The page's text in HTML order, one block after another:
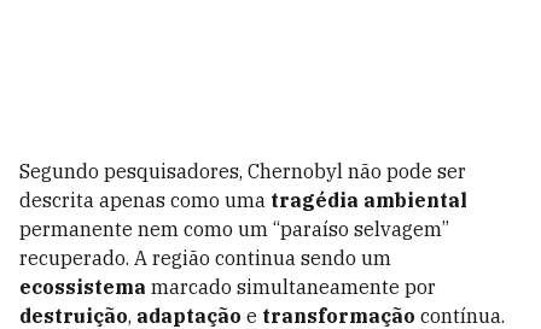
Segundo pesquisadores, Chernobyl não pode ser
descrita apenas como uma tragédia ambiental
permanente nem como um “paraíso selvagem”
recuperado. A região continua sendo um
ecossistema marcado simultaneamente por
destruição, adaptação e transformação contínua.